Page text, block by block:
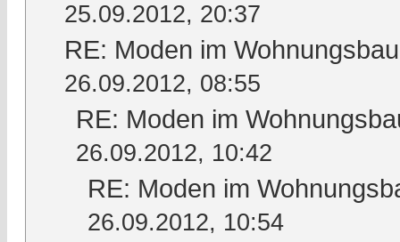
25.09.2012, 20:37
RE: Moden im
26.09.2012, 08:55
RE: Moden im
26.09.2012, 10:42
RE: Moden im
26.09.2012, 10:54